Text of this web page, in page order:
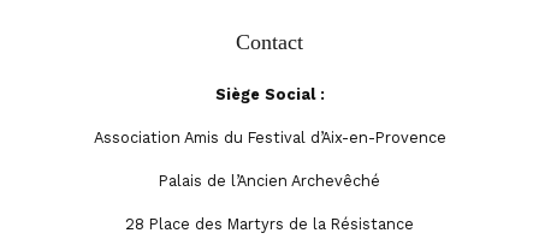
Contact
Siège Social :
Association Amis du Festival d’Aix-en-Provence
Palais de l’Ancien Archevêché
28 Place des Martyrs de la Résistance